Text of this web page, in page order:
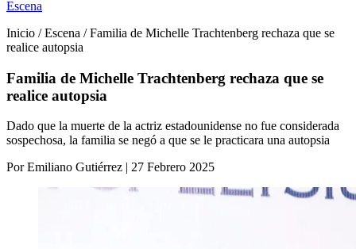
Escena
Inicio / Escena / Familia de Michelle Trachtenberg rechaza que se
realice autopsia
Familia de Michelle Trachtenberg rechaza que se
realice autopsia
Dado que la muerte de la actriz estadounidense no fue considerada
sospechosa, la familia se negó a que se le practicara una autopsia
Por Emiliano Gutiérrez | 27 Febrero 2025